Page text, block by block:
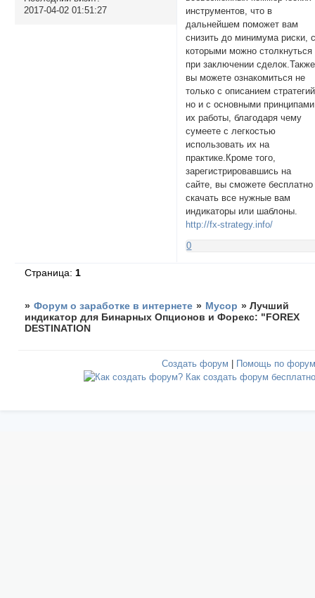
2017-04-02 01:51:27
инструментов, что в
дальнейшем поможет вам
снизить до минимума риски,
которыми можно столкнуться
при заключении сделок.Также
вы можете ознакомиться не
только с описанием
но и с основными принципами
их работы, благодаря чему
сумеете с легкостью
использовать их на
практике.Кроме того,
зарегистрировавшись на
сайте, вы сможете бесплатно
скачать все нужные вам
индикаторы или шаблоны.
http://fx-strategy.info/
0
Страница: 1
» Форум о заработке в интернете » Мусор »Лучший
индикатор для Бинарных Опционов и Форекс: "FOREX
DESTINATION
Создать форум Помощь по